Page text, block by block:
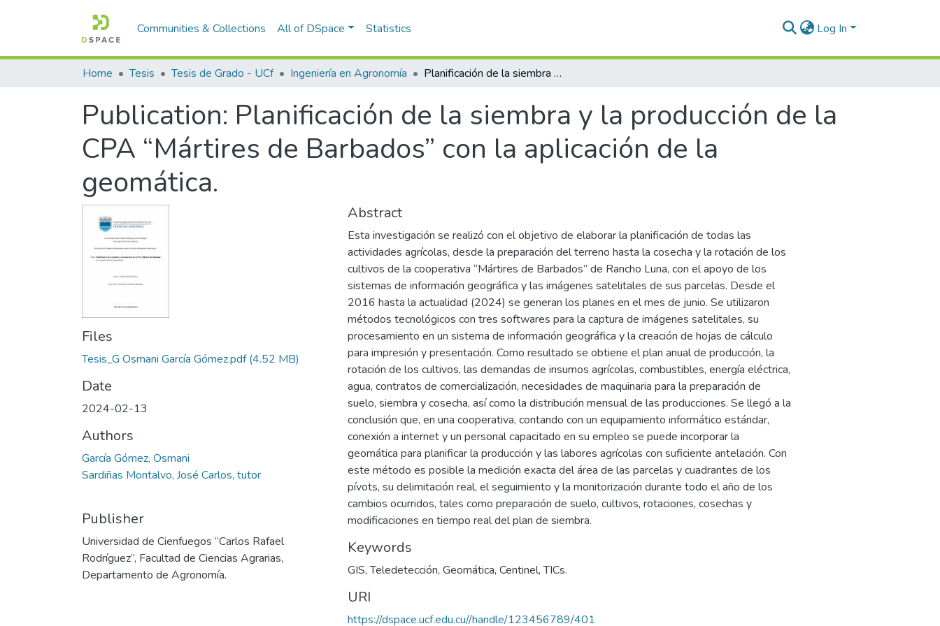
Communities & Collections All of DSpace Statistics Log In
Home Tesis Tesis de Grado - UCf Ingeniería en Agronomía Planificación de la siembra y la producción de la CPA “Mártires de Barbados” con la aplicación de la geomática.
Publication: Planificación de la siembra y la producción de la
CPA “Mártires de Barbados” con la aplicación de la
geomática.
Files
Tesis_G Osmani García Gómez.pdf(4.52 MB)
Date
2024-02-13
Authors
García Gómez, Osmani
Sardiñas Montalvo, José Carlos, tutor
Publisher
Universidad de Cienfuegos “Carlos Rafael
Rodríguez”, Facultad de Ciencias Agrarias,
Departamento de Agronomía.
Abstract
Esta investigación se realizó con el objetivo de elaborar la planificación de todas las
actividades agrícolas, desde la preparación del terreno hasta la cosecha y la rotación de los
cultivos de la cooperativa “Mártires de Barbados” de Rancho Luna, con el apoyo de los
sistemas de información geográfica y las imágenes satelitales de sus parcelas. Desde el
2016 hasta la actualidad (2024) se generan los planes en el mes de junio. Se utilizaron
métodos tecnológicos con tres softwares para la captura de imágenes satelitales, su
procesamiento en un sistema de información geográfica y la creación de hojas de cálculo
para impresión y presentación. Como resultado se obtiene el plan anual de producción, la
rotación de los cultivos, las demandas de insumos agrícolas, combustibles, energía eléctrica,
agua, contratos de comercialización, necesidades de maquinaria para la preparación de
suelo, siembra y cosecha, así como la distribución mensual de las producciones. Se llegó a la
conclusión que, en una cooperativa, contando con un equipamiento informático estándar,
conexión a internet y un personal capacitado en su empleo se puede incorporar la
geomática para planificar la producción y las labores agrícolas con suficiente antelación. Con
este método es posible la medición exacta del área de las parcelas y cuadrantes de los
pívots, su delimitación real, el seguimiento y la monitorización durante todo el año de los
cambios ocurridos, tales como preparación de suelo, cultivos, rotaciones, cosechas y
modificaciones en tiempo real del plan de siembra.
Keywords
GIS,Teledetección, Geomática, Centinel,TICs.
URI
https://dspace.ucf.edu.cu//handle/123456789/401